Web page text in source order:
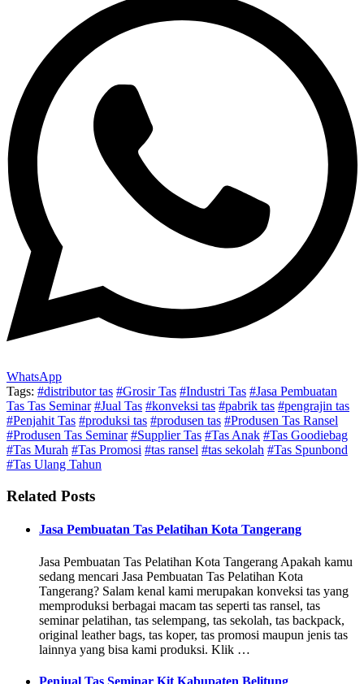
WhatsApp
Tags: #distributor tas #Grosir Tas #Industri Tas #Jasa Pembuatan
Tas Tas Seminar #Jual Tas #konveksi tas #pabrik tas #pengrajin tas
#Penjahit Tas #produksi tas #produsen tas #Produsen Tas Ransel
#Produsen Tas Seminar #Supplier Tas #Tas Anak #Tas Goodiebag
#Tas Murah #Tas Promosi #tas ransel #tas sekolah #Tas Spunbond
#Tas Ulang Tahun
Related Posts
Jasa Pembuatan Tas Pelatihan Kota Tangerang
Jasa Pembuatan Tas Pelatihan Kota Tangerang Apakah kamu
sedang mencari Jasa Pembuatan Tas Pelatihan Kota
Tangerang? Salam kenal kami merupakan konveksi tas yang
memproduksi berbagai macam tas seperti tas ransel, tas
seminar pelatihan, tas selempang, tas sekolah, tas backpack,
original leather bags, tas koper, tas promosi maupun jenis tas
lainnya yang bisa kami produksi. Klik …
Penjual Tas Seminar Kit Kabupaten Belitung